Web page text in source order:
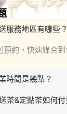
服務地區有哪些？
預約，快速媒合
時間是幾點？
茶&定點茶如何付